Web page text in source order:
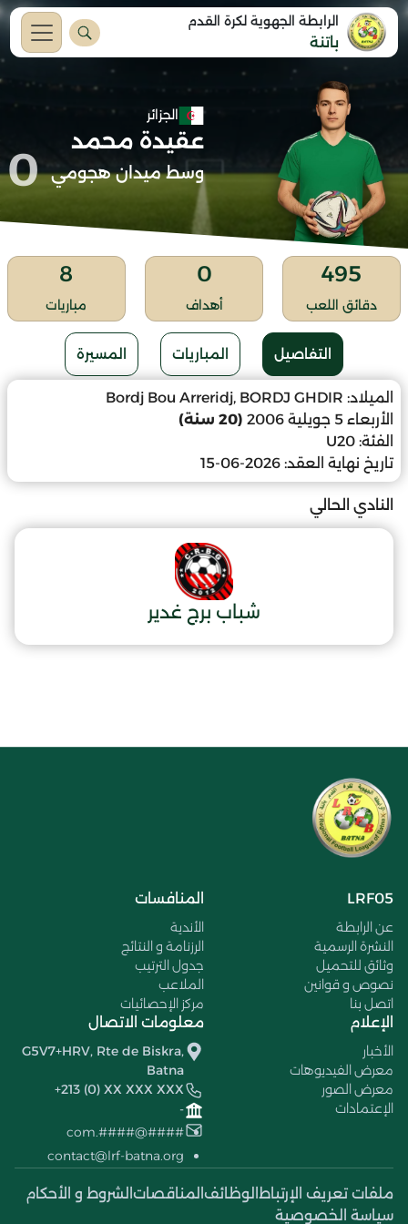
الرابطة الجهوية لكرة القدم
باتنة
الجزائر
عقيدة محمد
وسط ميدان هجومي 0
495
دقائق اللعب
0
أهداف
8
مباريات
التفاصيل المباريات المسيرة
الميلاد: Bordj Bou Arreridj, BORDJ GHDIR
الأربعاء 5 جويلية 2006
(20 سنة)
الفئة: U20
تاريخ نهاية العقد: 2026-06-15
النادي الحالي
شباب برج غدير
LRF05
عن الرابطة
النشرة الرسمية
وثائق للتحميل
نصوص و قوانين
اتصل بنا
المنافسات
الأندية
الرزنامة و النتائج
جدول الترتيب
الملاعب
مركز الإحصائيات
الإعلام
الأخبار
معرض الفيديوهات
معرض الصور
الإعتمادات
معلومات الاتصال
G5V7+HRV, Rte de Biskra,
Batna
+213 (0) XX XXX XXX
-
####@####.com
contact@lrf-batna.org
ملفات تعريف الإرتباط الوظائف المناقصات الشروط و الأحكام
سياسة الخصوصية